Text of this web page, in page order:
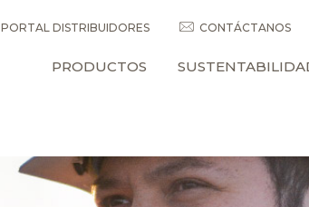
PORTAL DISTRIBUIDORES CONTÁCTANOS
PRODUCTOS